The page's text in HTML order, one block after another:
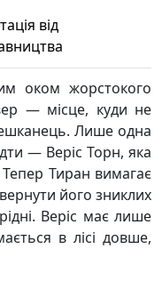
від
оком жорстокого
— місце, куди не
Лише одна
— Веріс Торн, яка
Тепер Тиран вимагає
його зниклих
Веріс має лише
в лісі довше,